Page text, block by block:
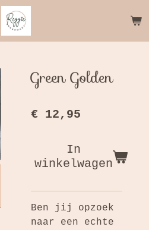
Green Golden
€ 12,95
In
winkelwagen
Ben jij opzoek
naar een echte